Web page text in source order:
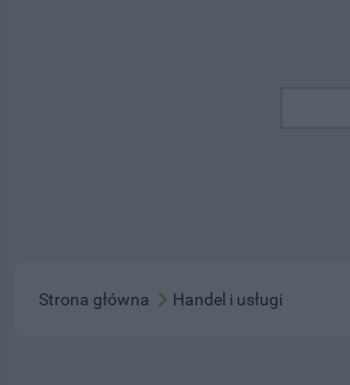
Strona główna Handel i usługi